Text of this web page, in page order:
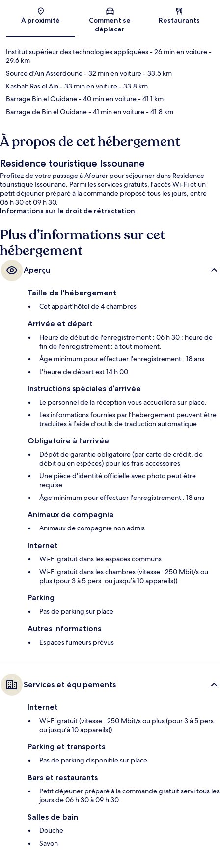
Carte
À proximité
Comment se
déplacer
Restaurants
Institut supérieur des technologies appliquées- 26 min en voiture-
29.6 km
Source d'Aïn Asserdoune- 32 min en voiture- 33.5 km
Kasbah Ras el Aïn- 33 min en voiture- 33.8 km
Barrage Bin el Ouidane- 40 min en voiture- 41.1 km
Barrage de Bin el Ouidane- 41 min en voiture- 41.8 km
À propos de cet hébergement
Residence touristique Issounane
Profitez de votre passage à Afourer pour séjourner dans Residence
touristique Issounane. Parmi les services gratuits, l'accès Wi-Fi et un
petit déjeuner préparé à la commande proposé tous les jours, entre
06 h 30 et 09 h 30.
Informations sur le droit de rétractation
Plus d’informations sur cet
hébergement
Aperçu
Taille de l'hébergement
Cet appart'hôtel de 4 chambres
Arrivée et départ
Heure de début de l'enregistrement : 06 h 30 ; heure de
fin de l'enregistrement : à tout moment.
Âge minimum pour effectuer l'enregistrement : 18 ans
L'heure de départ est 14 h 00
Instructions spéciales d’arrivée
Le personnel de la réception vous accueillera sur place.
Les informations fournies par l’hébergement peuvent être
traduites à l’aide d’outils de traduction automatique
Obligatoire à l’arrivée
Dépôt de garantie obligatoire (par carte de crédit, de
débit ou en espèces) pour les frais accessoires
Une pièce d'identité officielle avec photo peut être
requise
Âge minimum pour effectuer l'enregistrement : 18 ans
Animaux de compagnie
Animaux de compagnie non admis
Internet
Wi-Fi gratuit dans les espaces communs
Wi-Fi gratuit dans les chambres (vitesse : 250 Mbit/s ou
plus (pour 3 à 5 pers. ou jusqu’à 10 appareils))
Parking
Pas de parking sur place
Autres informations
Espaces fumeurs prévus
Services et équipements
Internet
Wi-Fi gratuit (vitesse : 250 Mbit/s ou plus (pour 3 à 5 pers.
ou jusqu’à 10 appareils))
Parking et transports
Pas de parking disponible sur place
Bars et restaurants
Petit déjeuner préparé à la commande gratuit servi tous les
jours de 06 h 30 à 09 h 30
Salles de bain
Douche
Savon